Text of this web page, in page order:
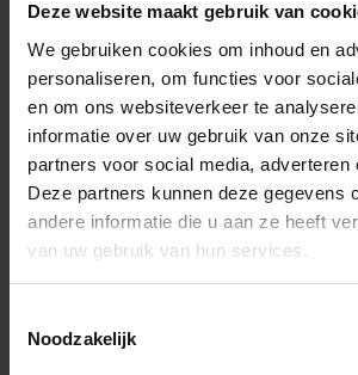
Deze website maakt gebruik van
We gebruiken cookies om inhoud en
personaliseren, om functies voor
en om ons websiteverkeer te
informatie over uw gebruik van onze
partners voor social media, adverteren
Deze partners kunnen deze gegevens
andere informatie die u aan ze heeft
van uw gebruik van hun services.
Noodzakelijk